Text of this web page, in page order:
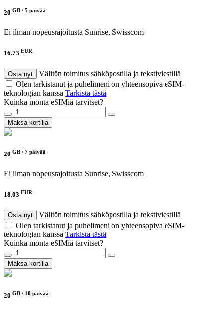
20 GB / 5 päivää
Ei ilman nopeusrajoitusta Sunrise, Swisscom
16.73 EUR
Osta nyt
Välitön toimitus sähköpostilla ja tekstiviestillä
Olen tarkistanut ja puhelimeni on yhteensopiva eSIM-
teknologian kanssa Tarkista tästä
Kuinka monta eSIMiä tarvitset?
Maksa kortilla
20 GB / 7 päivää
Ei ilman nopeusrajoitusta Sunrise, Swisscom
18.03 EUR
Osta nyt
Välitön toimitus sähköpostilla ja tekstiviestillä
Olen tarkistanut ja puhelimeni on yhteensopiva eSIM-
teknologian kanssa Tarkista tästä
Kuinka monta eSIMiä tarvitset?
Maksa kortilla
20 GB / 10 päivää